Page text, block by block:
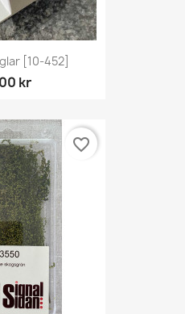
[10-452]
kr
favorite_border